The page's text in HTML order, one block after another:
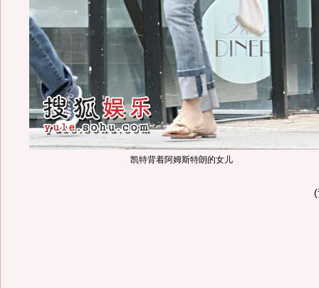
凯特背着阿姆斯特朗的女儿